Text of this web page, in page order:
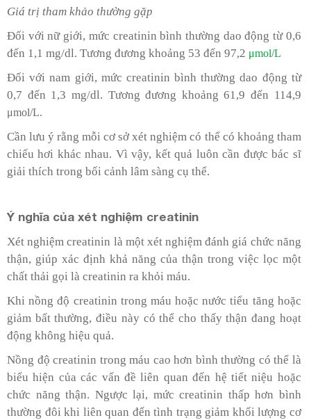
Giá trị tham khảo thường gặp
Đối với nữ giới, mức creatinin bình thường dao động từ 0,6
đến 1,1 mg/dl. Tương đương khoảng 53 đến 97,2 μmol/L
Đối với nam giới, mức creatinin bình thường dao động từ
0,7 đến 1,3 mg/dl. Tương đương khoảng 61,9 đến 114,9
μmol/L.
Cần lưu ý rằng mỗi cơ sở xét nghiệm có thể có khoảng tham
chiếu hơi khác nhau. Vì vậy, kết quả luôn cần được bác sĩ
giải thích trong bối cảnh lâm sàng cụ thể.
Ý nghĩa của xét nghiệm creatinin
Xét nghiệm creatinin là một xét nghiệm đánh giá chức năng
thận, giúp xác định khả năng của thận trong việc lọc một
chất thải gọi là creatinin ra khỏi máu.
Khi nồng độ creatinin trong máu hoặc nước tiểu tăng hoặc
giảm bất thường, điều này có thể cho thấy thận đang hoạt
động không hiệu quả.
Nồng độ creatinin trong máu cao hơn bình thường có thể là
biểu hiện của các vấn đề liên quan đến hệ tiết niệu hoặc
chức năng thận. Ngược lại, mức creatinin thấp hơn bình
thường đôi khi liên quan đến tình trạng giảm khối lượng cơ